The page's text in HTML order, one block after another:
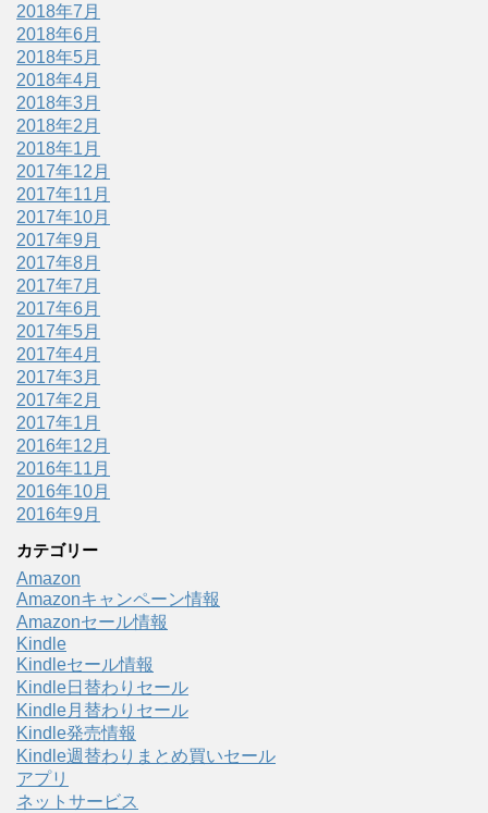
2018年7月
2018年6月
2018年5月
2018年4月
2018年3月
2018年2月
2018年1月
2017年12月
2017年11月
2017年10月
2017年9月
2017年8月
2017年7月
2017年6月
2017年5月
2017年4月
2017年3月
2017年2月
2017年1月
2016年12月
2016年11月
2016年10月
2016年9月
カテゴリー
Amazon
Amazonキャンペーン情報
Amazonセール情報
Kindle
Kindleセール情報
Kindle日替わりセール
Kindle月替わりセール
Kindle発売情報
Kindle週替わりまとめ買いセール
アプリ
ネットサービス